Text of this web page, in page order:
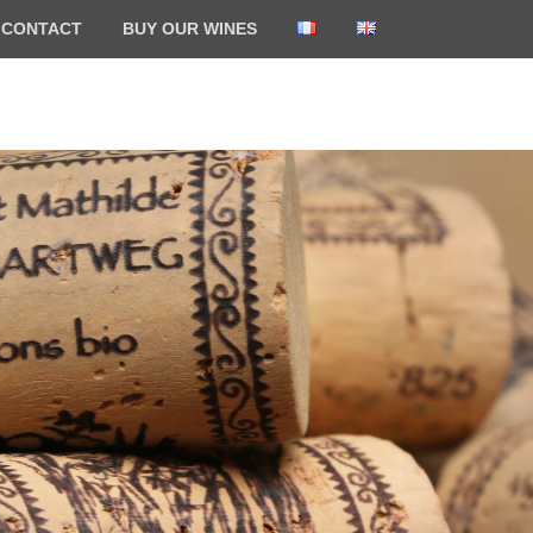
CONTACT BUY OUR WINES